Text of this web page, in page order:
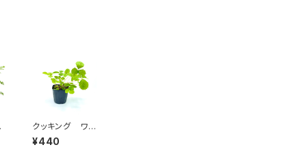
クッキング ワイ
ルドストロベリー
¥440